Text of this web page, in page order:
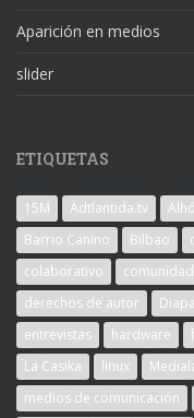
Aparición en medios
slider
ETIQUETAS
15M Adtlantida.tv
Barrio Canino
Bilbao
colaborativo
comunidad
derechos de autor
entrevistas
hardware
La Casika
linux
medios de comunicación